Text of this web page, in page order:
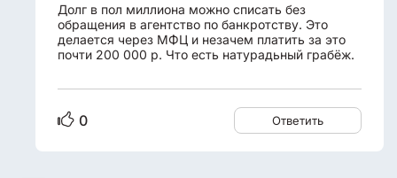
Долг в пол миллиона можно списать без
обращения в агентство по банкротству. Это
делается через МФЦ и незачем платить за это
почти 200 000 р. Что есть натурадьный грабёж.
0 Ответить